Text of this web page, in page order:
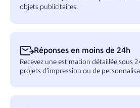
objets publicitaires.
Réponses en moins de 24h
Recevez une estimation détaillée sous
projets d’impression ou de